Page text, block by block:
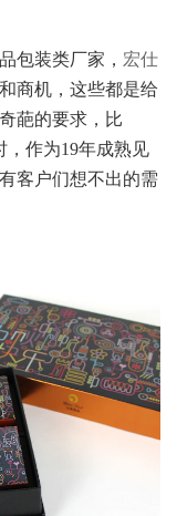
品包装类厂家， 宏仕
商机，这些都是给
葩的要求，比
作为19年成熟见
客户们想不出的需